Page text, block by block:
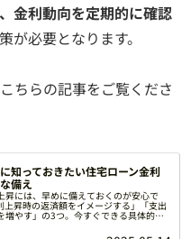
金利動向を定期的に確認
が必要となります。
ちらの記事をご覧くださ
知っておきたい住宅ローン金利
備え
昇には、早めに備えておくのが安心で
上昇時の返済額をイメージする」「支出
増やす」の3つ。今すぐできる具体的な